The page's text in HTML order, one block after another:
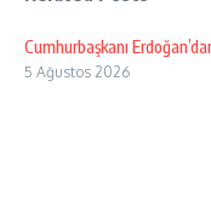
Cumhurbaşkanı
5 Ağustos 2026